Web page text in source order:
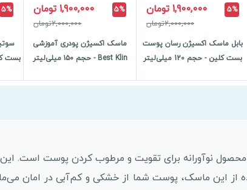
5% 1,900,000 تومان
2,000,000تومان
بابل ماسک اکسیژن رسان پوست
بست کلین - حجم 120 میلی‌لیتر
5% 1,900,000 تومان
2,000,000تومان
ماسک اکسیژن پودری آموزشی
Best Klin - حجم ۱۵۰ میلی‌لیتر
5%
بست
نوآورانه برای تقویت و مرطوب کردن پوست است.
این ماسک، پوست شما از خشکی و کم‌آبی در امان